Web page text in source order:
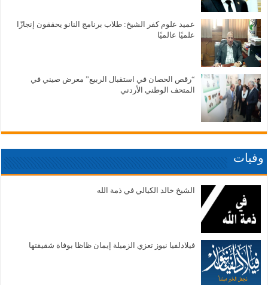
عميد علوم كفر الشيخ: طلاب برنامج النانو يحققون إنجازًا
علميًا عالميًا
“رقص الحصان في استقبال الربيع” معرض صيني في
المتحف الوطني الأردني
وفيات
الشيخ خالد الكيالي في ذمة الله
فيلادلفيا نيوز تعزي الزميلة إيمان ظاظا بوفاة شقيقتها